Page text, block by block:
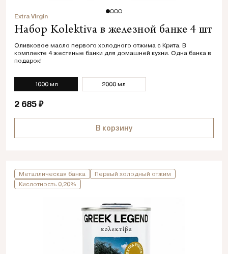
Extra Virgin
Набор Kolektiva в железной банке 4 шт
Оливковое масло первого холодного отжима с Крита. В
комплекте 4 жестяные банки для домашней кухни. Одна банка в
подарок!
1000 мл 2000 мл
2 685 ₽
В корзину
Металлическая банка
Первый холодный отжим
Кислотность 0,20%